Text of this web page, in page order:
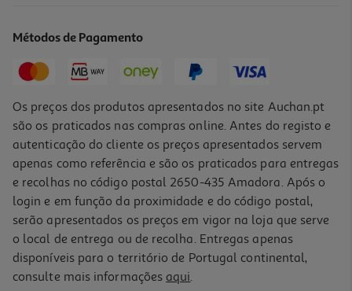
Mistura Vegetais Margão Para Airfryer 32g
Métodos de Pagamento
Os preços dos produtos apresentados no site Auchan.pt
são os praticados nas compras online. Antes do registo e
autenticação do cliente os preços apresentados servem
apenas como referência e são os praticados para entregas
e recolhas no código postal 2650-435 Amadora. Após o
login e em função da proximidade e do código postal,
serão apresentados os preços em vigor na loja que serve
o local de entrega ou de recolha. Entregas apenas
disponíveis para o território de Portugal continental,
consulte mais informações aqui.